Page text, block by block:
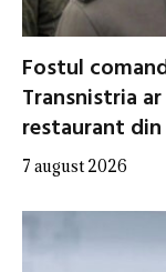
Fostul
Transnistria
restaurant
7 august 2026